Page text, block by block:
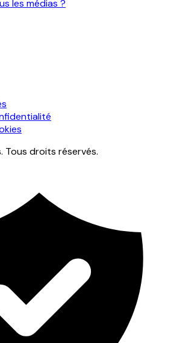
les médias ?
Tous droits réservés.